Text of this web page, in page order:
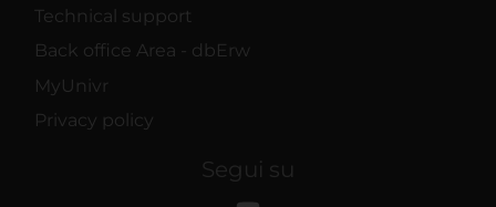
Technical support
Back office Area - dbErw
MyUnivr
Privacy policy
Segui su